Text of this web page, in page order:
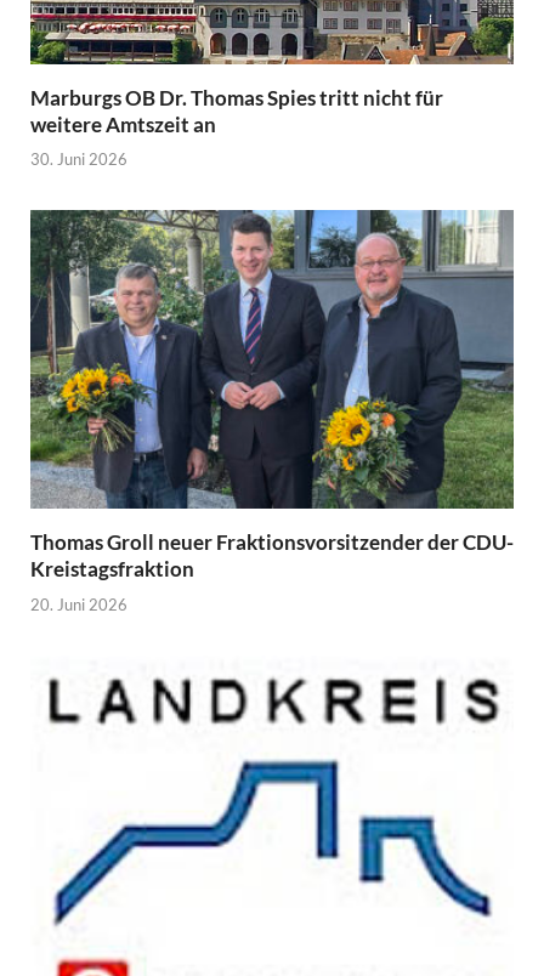
Marburgs OB Dr. Thomas Spies tritt nicht für
weitere Amtszeit an
30. Juni 2026
Thomas Groll neuer Fraktionsvorsitzender der CDU-
Kreistagsfraktion
20. Juni 2026